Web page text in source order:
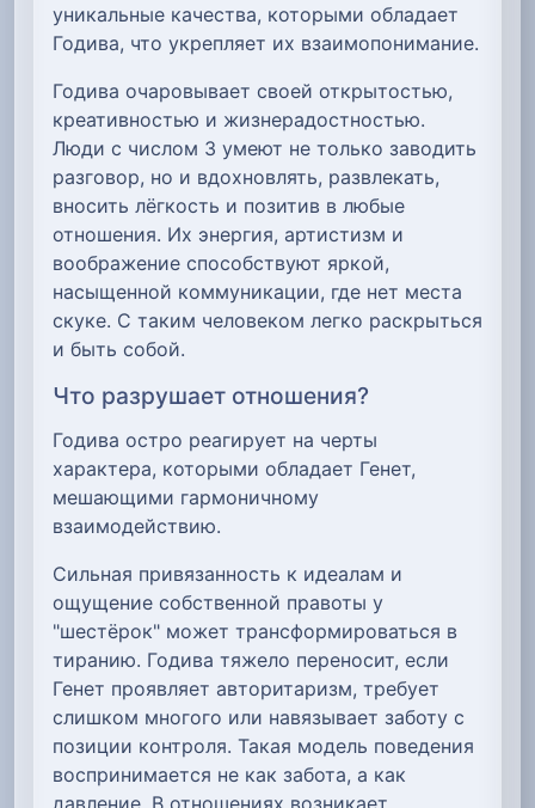
уникальные качества, которыми обладает
Годива, что укрепляет их взаимопонимание.
Годива очаровывает своей открытостью,
креативностью и жизнерадостностью.
Люди с числом 3 умеют не только заводить
разговор, но и вдохновлять, развлекать,
вносить лёгкость и позитив в любые
отношения. Их энергия, артистизм и
воображение способствуют яркой,
насыщенной коммуникации, где нет места
скуке. С таким человеком легко раскрыться
и быть собой.
Что разрушает отношения?
Годива остро реагирует на черты
характера, которыми обладает Генет,
мешающими гармоничному
взаимодействию.
Сильная привязанность к идеалам и
ощущение собственной правоты у
"шестёрок" может трансформироваться в
тиранию. Годива тяжело переносит, если
Генет проявляет авторитаризм, требует
слишком многого или навязывает заботу с
позиции контроля. Такая модель поведения
воспринимается не как забота, а как
давление. В отношениях возникает